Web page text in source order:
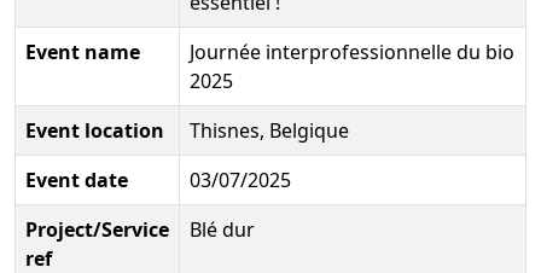
Event name
Journée interprofessionnelle du bio
2025
Event location
Thisnes, Belgique
Event date
03/07/2025
Project/Service
ref
Blé dur